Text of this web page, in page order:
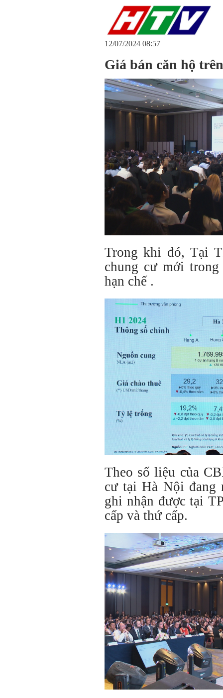
12/07/2024 08:57
Giá bán căn hộ
Trong khi đó, Tại
chung cư mới
hạn chế .
Theo số liệu của
cư tại Hà Nội đang
ghi nhận được tại
cấp và thứ cấp.